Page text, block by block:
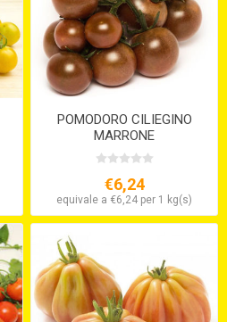
POMODORO CILIEGINO
MARRONE
€6,24
equivale a €6,24 per 1 kg(s)